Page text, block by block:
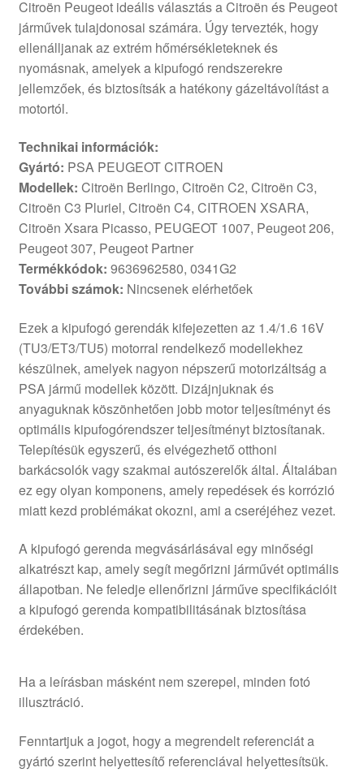
Citroën Peugeot ideális választás a Citroën és Peugeot
járművek tulajdonosai számára. Úgy tervezték, hogy
ellenálljanak az extrém hőmérsékleteknek és
nyomásnak, amelyek a kipufogó rendszerekre
jellemzőek, és biztosítsák a hatékony gázeltávolítást a
motortól.
Technikai információk:
Gyártó: PSA PEUGEOT CITROEN
Modellek: Citroën Berlingo, Citroën C2, Citroën C3,
Citroën C3 Pluriel, Citroën C4, CITROEN XSARA,
Citroën Xsara Picasso, PEUGEOT 1007, Peugeot 206,
Peugeot 307, Peugeot Partner
Termékkódok: 9636962580, 0341G2
További számok: Nincsenek elérhetőek
Ezek a kipufogó gerendák kifejezetten az 1.4/1.6 16V
(TU3/ET3/TU5) motorral rendelkező modellekhez
készülnek, amelyek nagyon népszerű motorizáltság a
PSA jármű modellek között. Dizájnjuknak és
anyaguknak köszönhetően jobb motor teljesítményt és
optimális kipufogórendszer teljesítményt biztosítanak.
Telepítésük egyszerű, és elvégezhető otthoni
barkácsolók vagy szakmai autószerelők által. Általában
ez egy olyan komponens, amely repedések és korrózió
miatt kezd problémákat okozni, ami a cseréjéhez vezet.
A kipufogó gerenda megvásárlásával egy minőségi
alkatrészt kap, amely segít megőrizni járművét optimális
állapotban. Ne feledje ellenőrizni járműve specifikációit
a kipufogó gerenda kompatibilitásának biztosítása
érdekében.
Ha a leírásban másként nem szerepel, minden fotó
illusztráció.
Fenntartjuk a jogot, hogy a megrendelt referenciát a
gyártó szerint helyettesítő referenciával helyettesítsük.